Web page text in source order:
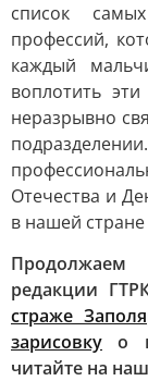
список
профессий,
каждый
воплотить
неразрывно
Отечества и
в нашей
Продолжаем
редакции
страже
зарисовку
о
читайте на